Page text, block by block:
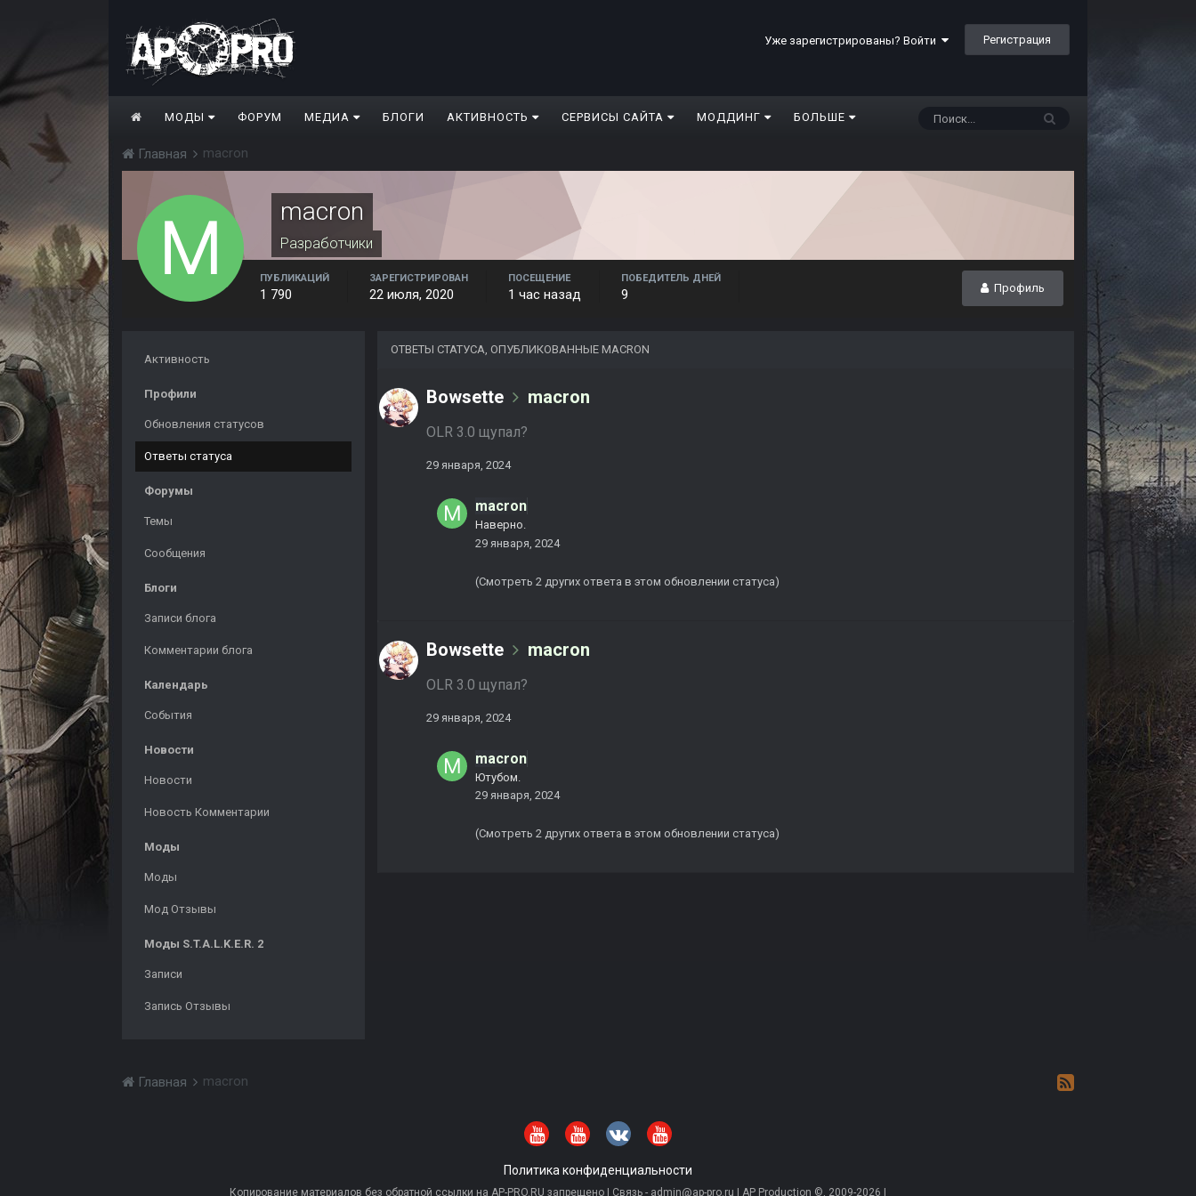
Уже зарегистрированы? Войти Регистрация
МОДЫ ФОРУМ МЕДИА БЛОГИ АКТИВНОСТЬ СЕРВИСЫ САЙТА МОДДИНГ БОЛЬШЕ
Главная macron
macron
Разработчики
Профиль
ПУБЛИКАЦИЙ
1 790
ЗАРЕГИСТРИРОВАН
22 июля, 2020
ПОСЕЩЕНИЕ
1 час назад
ПОБЕДИТЕЛЬ ДНЕЙ
9
Активность
Профили
Обновления статусов
Ответы статуса
Форумы
Темы
Сообщения
Блоги
Записи блога
Комментарии блога
Календарь
События
Новости
Новости
Новость Комментарии
Моды
Моды
Мод Отзывы
Моды S.T.A.L.K.E.R. 2
Записи
Запись Отзывы
ОТВЕТЫ СТАТУСА, ОПУБЛИКОВАННЫЕ MACRON
Bowsette macron
OLR 3.0 щупал?
29 января, 2024
macron
Наверно.
29 января, 2024
(Смотреть 2 других ответа в этом обновлении статуса)
Bowsette macron
OLR 3.0 щупал?
29 января, 2024
macron
Ютубом.
29 января, 2024
(Смотреть 2 других ответа в этом обновлении статуса)
Главная macron
Политика конфиденциальности
Копирование материалов без обратной ссылки на AP-PRO.RU запрещено | Связь - admin@ap-pro.ru | AP Production ©, 2009-2026 |